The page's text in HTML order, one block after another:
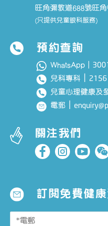
旺角彌敦道688號旺
(只提供兒童眼科服務)
預約查詢
WhatsApp｜
兒科專科
兒童心理健康及
電郵 ｜
關注我們
訂閱免費健